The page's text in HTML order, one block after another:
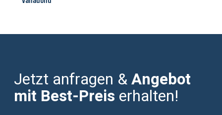
Jetzt anfragen &Angebot
mit Best-Preis erhalten!